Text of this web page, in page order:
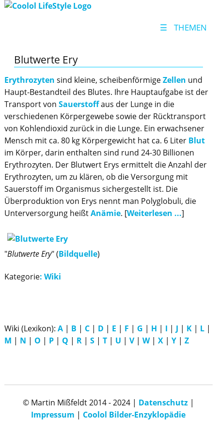
☰ THEMEN
Blutwerte Ery
Erythrozyten sind kleine, scheibenförmigeZellen und
Haupt-Bestandteil des Blutes. Ihre Hauptaufgabe ist der
Transport von Sauerstoffaus der Lunge in die
verschiedenen Körpergewebe sowie der Rücktransport
von Kohlendioxid zurück in die Lunge. Ein erwachsener
Mensch mit ca. 80 kg Körpergewicht hat ca. 6 Liter Blut
im Körper, darin enthalten sind rund 24-30 Billionen
Erythrozyten. Der Blutwert Erys ermittelt die Anzahl der
Erythrozyten, um zu klären, ob die Versorgung mit
Sauerstoff im Organismus sichergestellt ist. Die
Überproduktion von Erys nennt man Polyglobuli, die
Unterversorgung heißtAnämie. [Weiterlesen ...]
"Blutwerte Ery" (Bildquelle)
Kategorie: Wiki
Wiki (Lexikon): A| B | C| D | E | F | G | H | I | J | K| L|
M | N | O | P| Q | R| S| T| U | V| W| X| Y| Z
© Martin Mißfeldt 2014 - 2024 | Datenschutz|
Impressum | Coolol Bilder-Enzyklopädie